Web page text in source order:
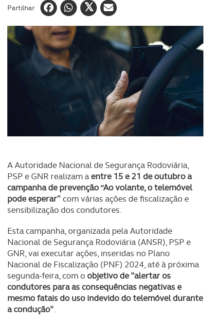
Partilhar
A Autoridade Nacional de Segurança Rodoviária,
PSP e GNR realizam aentre 15 e 21 de outubro a
campanha de prevenção “Ao volante, o telemóvel
pode esperar” com várias ações de fiscalização e
sensibilização dos condutores.
Esta campanha, organizada pela Autoridade
Nacional de Segurança Rodoviária (ANSR), PSP e
GNR, vai executar ações, inseridas no Plano
Nacional de Fiscalização (PNF) 2024, até à próxima
segunda-feira, com oobjetivo de "alertar os
condutores para as consequências negativas e
mesmo fatais do uso indevido do telemóvel durante
a condução".